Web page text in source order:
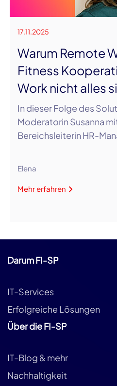
17.11.2025
Warum Remote
Fitness
Work nicht alles
In dieser Folge des
Moderatorin Susanna
Bereichsleiterin HR-
Elena
Mehr erfahren
Darum FI-SP
IT-Services
Erfolgreiche Lösungen
Über die FI-SP
IT-Blog & mehr
Nachhaltigkeit